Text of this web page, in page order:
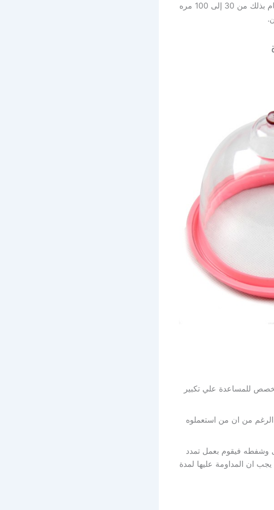
على الصدر والتدليك نحو الداخل والاستمرار في اتجاه دائري ويم القيام بذلك من 30 إلى 100 مره
للمساعدة علي تكبير
من ان من استعملوه
وشفطه فيقوم بعمل تمدد
ان المداومة عليها لمدة